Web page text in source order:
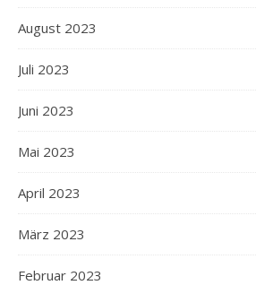
August 2023
Juli 2023
Juni 2023
Mai 2023
April 2023
März 2023
Februar 2023